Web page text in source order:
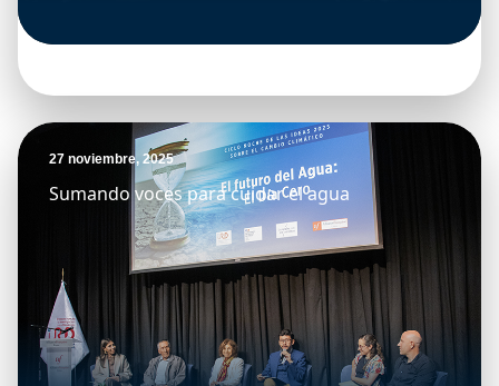
27 noviembre, 2025
Sumando voces para cuidar el agua